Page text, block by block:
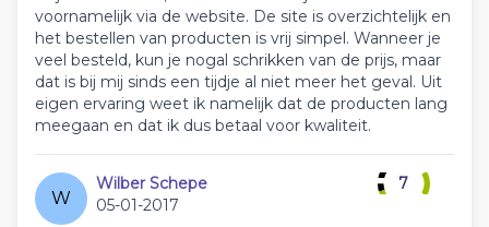
voornamelijk via de website. De site is overzichtelijk en
het bestellen van producten is vrij simpel. Wanneer je
veel besteld, kun je nogal schrikken van de prijs, maar
dat is bij mij sinds een tijdje al niet meer het geval. Uit
eigen ervaring weet ik namelijk dat de producten lang
meegaan en dat ik dus betaal voor kwaliteit.
W
Wilber Schepe
05-01-2017
7